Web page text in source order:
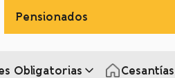
Pensionados
Obligatorias Cesantías